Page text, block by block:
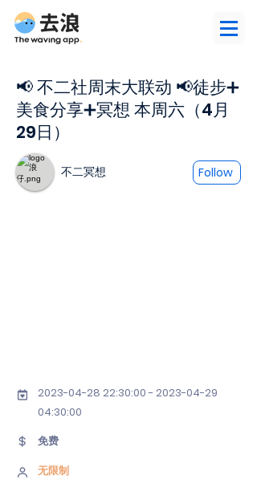
📢 不二社周末大联动 📢徒步➕
美食分享➕冥想 本周六（4月
29日）
不二冥想 Follow
2023-04-28 22:30:00 - 2023-04-29
04:30:00
免费
无限制